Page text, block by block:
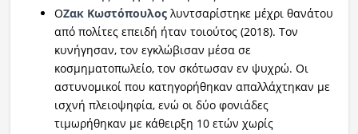
ΟΖακ Κωστόπουλοςλυντσαρίστηκε μέχρι θανάτου
από πολίτες επειδή ήταν τοιούτος (2018). Τον
κυνήγησαν, τον εγκλώβισαν μέσα σε
κοσμηματοπωλείο, τον σκότωσαν εν ψυχρώ. Οι
αστυνομικοί που κατηγορήθηκαν απαλλάχτηκαν με
ισχνή πλειοψηφία, ενώ οι δύο φονιάδες
τιμωρήθηκαν με κάθειρξη 10 ετών χωρίς